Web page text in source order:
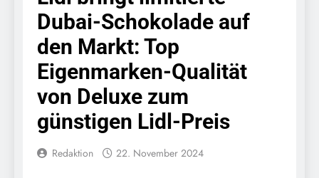
Knopfdruck / Schnelle
Festnahme nach
sexueller Belästigung
Bundespolizeidirektion
München: Bundespolizei
kontrolliert
grenzüberschreitenden
Verkehr / Waffenfund im
Fahrzeug
7. August 2026
Bundespolizeidirektion
München: Schneller
festgenommen als die
Reise nach Ungarn
beendet / Bundespolizei
Ungarn mit
6. August 2026
Bundespolizeidirektion
München: Ausgesetzte
Katze am Bahnhof
Bamberg aufgefunden –
6. August 2026
Dubai-Schokolade auf
den Markt: Top
Eigenmarken-Qualität
von Deluxe zum
günstigen Lidl-Preis
Redaktion 22. November 2024